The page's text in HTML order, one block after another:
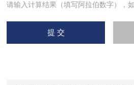
请输入计算结果（填写阿拉伯数字），